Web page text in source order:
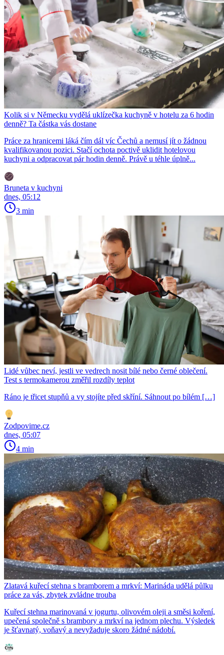
Kolik si v Německu vydělá uklízečka kuchyně v hotelu za 6 hodin
denně? Ta částka vás dostane
Práce za hranicemi láká čím dál víc Čechů a nemusí jít o žádnou
kvalifikovanou pozici. Stačí ochota poctivě uklidit hotelovou
kuchyni a odpracovat pár hodin denně. Právě u téhle úplně...
Bruneta v kuchyni
dnes, 05:12
3 min
Lidé vůbec neví, jestli ve vedrech nosit bílé nebo černé oblečení.
Test s termokamerou změřil rozdíly teplot
Ráno je třicet stupňů a vy stojíte před skříní. Sáhnout po bílém […]
Zodpovime.cz
dnes, 05:07
4 min
Zlatavá kuřecí stehna s bramborem a mrkví: Marináda udělá půlku
práce za vás, zbytek zvládne trouba
Kuřecí stehna marinovaná v jogurtu, olivovém oleji a směsi koření,
upečená společně s brambory a mrkví na jednom plechu. Výsledek
je šťavnatý, voňavý a nevyžaduje skoro žádné nádobí.